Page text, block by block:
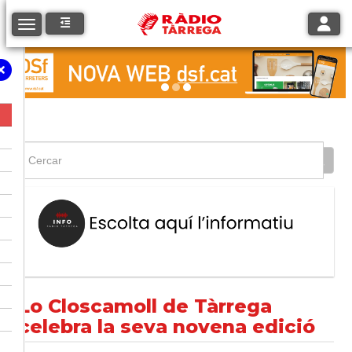
Toggle navigation
Lo Closcamoll de Tàrrega
celebra la seva novena edició